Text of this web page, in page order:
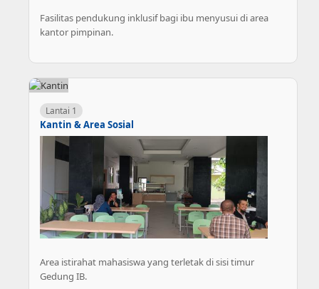
Fasilitas pendukung inklusif bagi ibu menyusui di area
kantor pimpinan.
Lantai 1
Kantin & Area Sosial
Area istirahat mahasiswa yang terletak di sisi timur
Gedung IB.